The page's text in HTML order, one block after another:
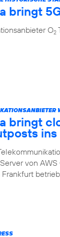
bringt
O2
bringt
von